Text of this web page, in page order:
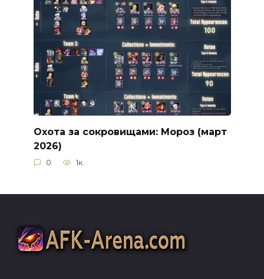
Охота за сокровищами: Мороз (март
2026)
0 1к.